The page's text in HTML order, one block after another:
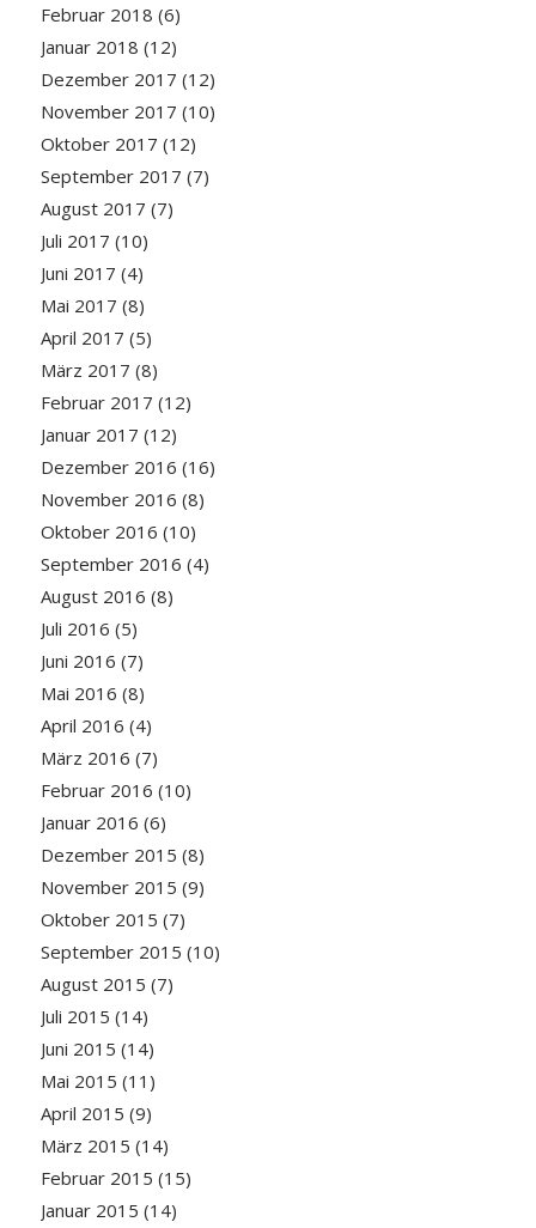
Februar 2018 (6)
Januar 2018 (12)
Dezember 2017 (12)
November 2017 (10)
Oktober 2017 (12)
September 2017 (7)
August 2017 (7)
Juli 2017 (10)
Juni 2017 (4)
Mai 2017 (8)
April 2017 (5)
März 2017 (8)
Februar 2017 (12)
Januar 2017 (12)
Dezember 2016 (16)
November 2016 (8)
Oktober 2016 (10)
September 2016 (4)
August 2016 (8)
Juli 2016 (5)
Juni 2016 (7)
Mai 2016 (8)
April 2016 (4)
März 2016 (7)
Februar 2016 (10)
Januar 2016 (6)
Dezember 2015 (8)
November 2015 (9)
Oktober 2015 (7)
September 2015 (10)
August 2015 (7)
Juli 2015 (14)
Juni 2015 (14)
Mai 2015 (11)
April 2015 (9)
März 2015 (14)
Februar 2015 (15)
Januar 2015 (14)